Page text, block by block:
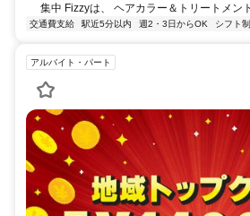
集中 Fizzyは、 ヘアカラー＆トリートメン
交通費支給 駅近5分以内 週2・3日からOK シフト制
アルバイト・パート